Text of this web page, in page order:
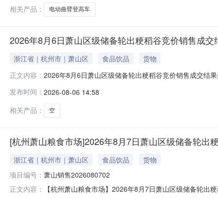
相关产品：
电动曲臂登高车
2026年8月6日萧山区级储备轮出粳稻谷竞价销售成交
浙江省｜杭州市｜萧山区 食品饮品
货物
正文内容： 2026年8月6日萧山区级储备轮出粳稻谷竞价销售成交结
发布时间： 2026-08-06 14:58
相关产品：
空
[杭州萧山粮食市场]2026年8月7日萧山区级储备轮出
浙江省｜杭州市｜萧山区 食品饮品
货物
项目编号： 萧山销售2026080702
正文内容：
【杭州萧山粮食市场】2026年8月7日萧山区级储备轮